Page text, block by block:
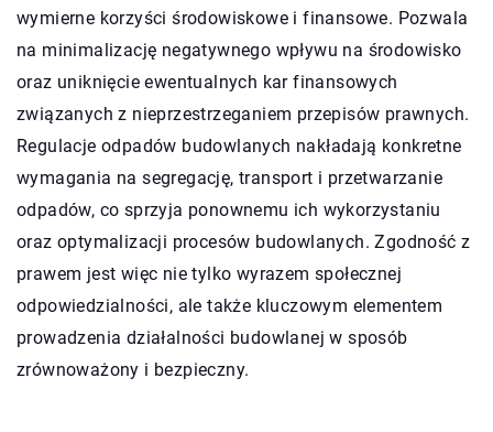
wymierne korzyści środowiskowe i finansowe. Pozwala
na minimalizację negatywnego wpływu na środowisko
oraz uniknięcie ewentualnych kar finansowych
związanych z nieprzestrzeganiem przepisów prawnych.
Regulacje odpadów budowlanych nakładają konkretne
wymagania na segregację, transport i przetwarzanie
odpadów, co sprzyja ponownemu ich wykorzystaniu
oraz optymalizacji procesów budowlanych. Zgodność z
prawem jest więc nie tylko wyrazem społecznej
odpowiedzialności, ale także kluczowym elementem
prowadzenia działalności budowlanej w sposób
zrównoważony i bezpieczny.